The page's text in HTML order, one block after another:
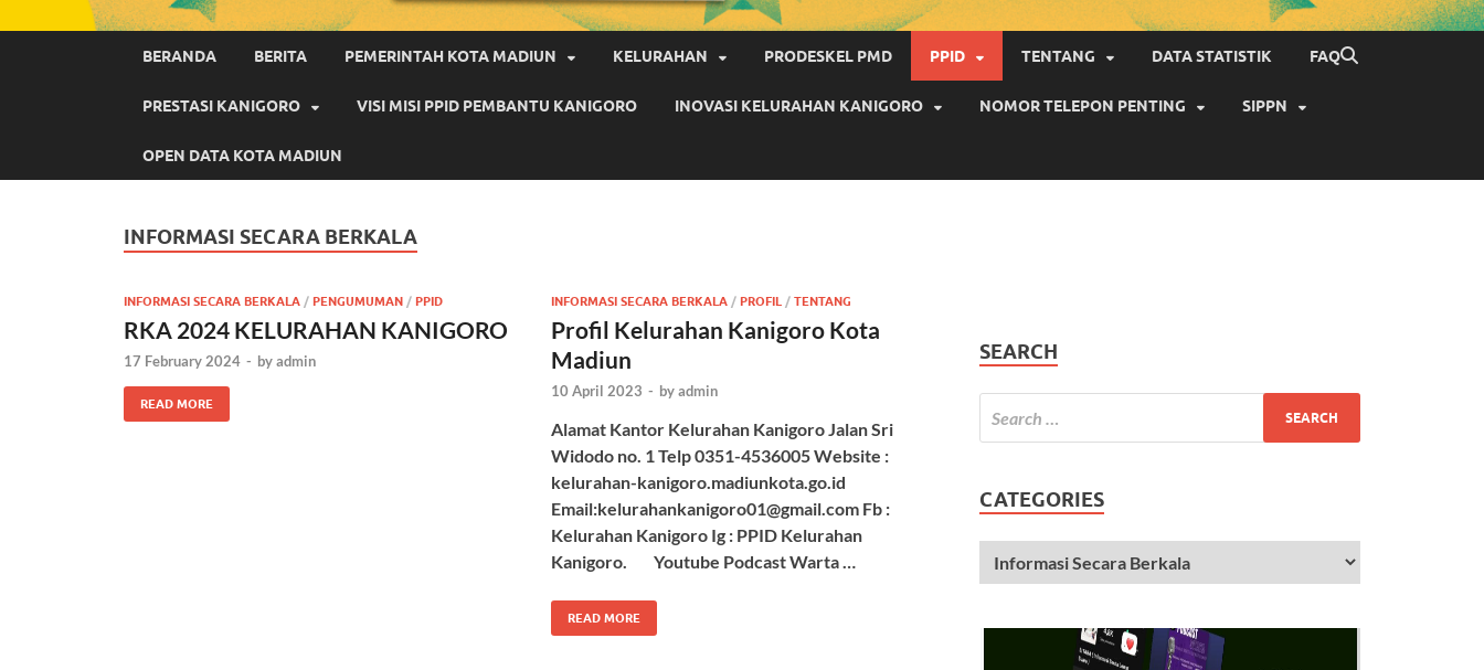
BERANDA BERITA PEMERINTAH KOTA MADIUN KELURAHAN PRODESKEL PMD PPID TENTANG DATA STATISTIK FAQ
PRESTASI KANIGORO VISI MISI PPID PEMBANTU KANIGORO INOVASI KELURAHAN KANIGORO NOMOR TELEPON PENTING SIPPN
OPEN DATA KOTA MADIUN
INFORMASI SECARA BERKALA
INFORMASI SECARA BERKALA / PENGUMUMAN / PPID
RKA 2024 KELURAHAN KANIGORO
17 February 2024 - byadmin
READ MORE
INFORMASI SECARA BERKALA / PROFIL / TENTANG
Profil Kelurahan Kanigoro Kota
Madiun
10 April 2023 - byadmin
Alamat Kantor Kelurahan Kanigoro Jalan Sri
Widodo no. 1 Telp 0351-4536005 Website :
kelurahan-kanigoro.madiunkota.go.id
Email:kelurahankanigoro01@gmail.com Fb :
Kelurahan Kanigoro Ig : PPID Kelurahan
Kanigoro. Youtube Podcast Warta …
READ MORE
SEARCH
CATEGORIES